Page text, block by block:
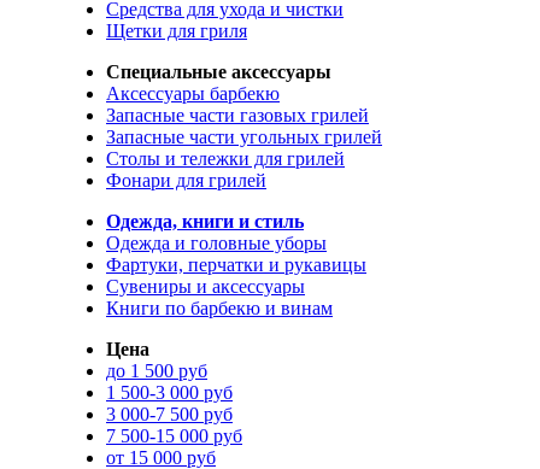
Средства для ухода и чистки
Щетки для гриля
Специальные аксессуары
Аксессуары барбекю
Запасные части газовых грилей
Запасные части угольных грилей
Столы и тележки для грилей
Фонари для грилей
Одежда, книги и стиль
Одежда и головные уборы
Фартуки, перчатки и рукавицы
Сувениры и аксессуары
Книги по барбекю и винам
Цена
до 1 500 руб
1 500-3 000 руб
3 000-7 500 руб
7 500-15 000 руб
от 15 000 руб